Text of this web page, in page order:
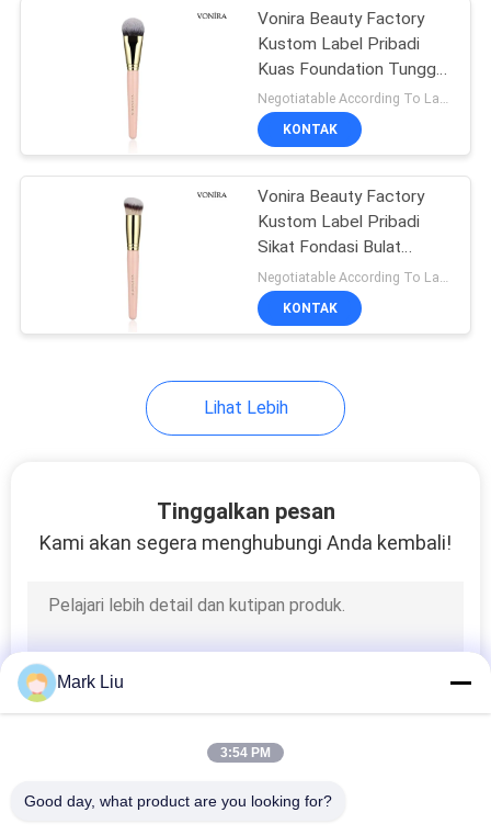
Koleksi Kuas Rias
Kuas Rias Individu
Kuas Cat Tubuh
Vonira Beauty Factory
Kustom Label Pribadi
Kuas Foundation Tunggal
Individu
Negotiatable According To Large Quantity MOQ:500 buah
KONTAK
Vonira Beauty Factory
Kustom Label Pribadi
Sikat Fondasi Bulat
Miring Tunggal
Negotiatable According To Large Quantity MOQ:500 buah
KONTAK
Lihat Lebih
Tinggalkan pesan
Kami akan segera menghubungi Anda kembali!
Mark Liu
3:54 PM
Good day, what product are you looking for?